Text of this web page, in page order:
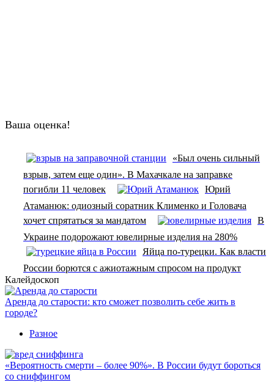
Ваша оценка!
«Был очень сильный
взрыв, затем еще один». В Махачкале на заправке
погибли 11 человек
Юрий
Атаманюк: одиозный соратник Клименко и Головача
хочет спрятаться за мандатом
В
Украине подорожают ювелирные изделия на 280%
Яйца по-турецки. Как власти
России борются с ажиотажным спросом на продукт
Калейдоскоп
Аренда до старости: кто сможет позволить себе жить в
городе?
Разное
«Вероятность смерти – более 90%». В России будут бороться
со сниффингом